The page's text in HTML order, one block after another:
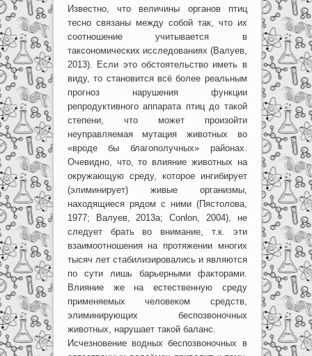
Известно, что величины органов птиц
тесно связаны между собой так, что их
соотношение учитывается в
таксономических исследованиях (Валуев,
2013). Если это обстоятельство иметь в
виду, то становится всё более реальным
прогноз нарушения функции
репродуктивного аппарата птиц до такой
степени, что может произойти
неуправляемая мутация животных во
«вроде бы благополучных» районах.
Очевидно, что, то влияние животных на
окружающую среду, которое ингибирует
(элиминирует) живые организмы,
находящиеся рядом с ними (Пястолова,
1977; Валуев, 2013а; Conlon, 2004), не
следует брать во внимание, т.к. эти
взаимоотношения на протяжении многих
тысяч лет стабилизировались и являются
по сути лишь барьерными факторами.
Влияние же на естественную среду
применяемых человеком средств,
элиминирующих беспозвоночных
животных, нарушает такой баланс.
Исчезновение водных беспозвоночных в